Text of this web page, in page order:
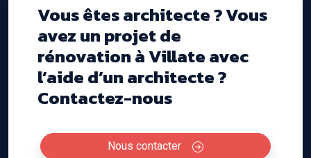
Vous êtes architecte ? Vous
avez un projet de
rénovation à Villate avec
l’aide d’un architecte ?
Contactez-nous
Nous contacter